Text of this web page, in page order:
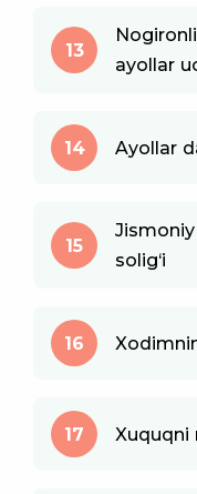
13
ayollar
14 Ayollar
15
solig‘i
16
17 Xuquqni